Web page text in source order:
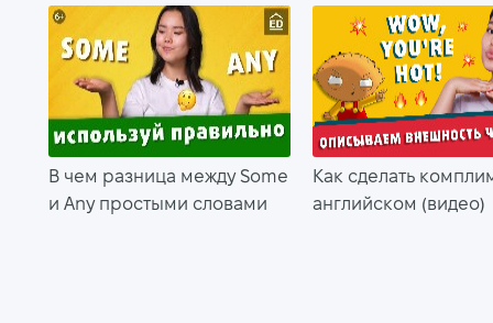
В чем разница между Some
и Any простыми словами
Как сделать
английском (видео)